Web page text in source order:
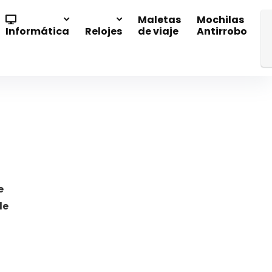
Informática Relojes
Maletas
de viaje
Mochilas
Antirrobo